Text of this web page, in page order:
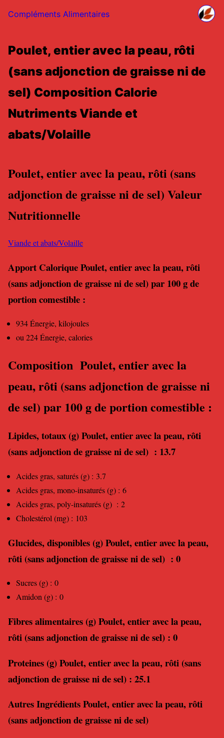
Compléments Alimentaires
Poulet, entier avec la peau, rôti
(sans adjonction de graisse ni de
sel) Composition Calorie
Nutriments Viande et
abats/Volaille
Poulet, entier avec la peau, rôti (sans
adjonction de graisse ni de sel) Valeur
Nutritionnelle
Viande et abats/Volaille
Apport Calorique Poulet, entier avec la peau, rôti
(sans adjonction de graisse ni de sel) par 100 g de
portion comestible :
934 Énergie, kilojoules
ou 224 Énergie, calories
Composition Poulet, entier avec la
peau, rôti (sans adjonction de graisse ni
de sel) par 100 g de portion comestible :
Lipides, totaux (g) Poulet, entier avec la peau, rôti
(sans adjonction de graisse ni de sel) : 13.7
Acides gras, saturés (g) : 3.7
Acides gras, mono-insaturés (g) : 6
Acides gras, poly-insaturés (g) : 2
Cholestérol (mg) : 103
Glucides, disponibles (g) Poulet, entier avec la peau,
rôti (sans adjonction de graisse ni de sel) : 0
Sucres (g) : 0
Amidon (g) : 0
Fibres alimentaires (g) Poulet, entier avec la peau,
rôti (sans adjonction de graisse ni de sel) : 0
Proteines (g) Poulet, entier avec la peau, rôti (sans
adjonction de graisse ni de sel) : 25.1
Autres Ingrédients Poulet, entier avec la peau, rôti
(sans adjonction de graisse ni de sel)